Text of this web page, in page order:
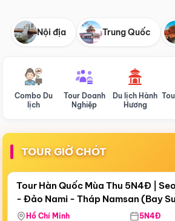
Nội địa Trung Quốc
Combo Du
lịch
Tour Doanh
Nghiệp
Du lịch Hành
Hương
TOUR GIỜ CHÓT
Còn18 ngày 14:58:42
Bay Sun Phuquoc Airways
Tour Hàn Quốc Mùa Thu 5N4Đ |
- Đảo Nami - Tháp Namsan (Bay
Airways)
Hồ Chí Minh 5N4Đ